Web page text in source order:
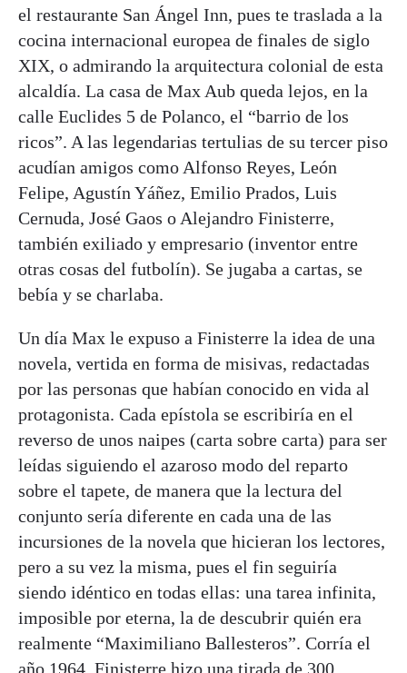
el restaurante San Ángel Inn, pues te traslada a la
cocina internacional europea de finales de siglo
XIX, o admirando la arquitectura colonial de esta
alcaldía. La casa de Max Aub queda lejos, en la
calle Euclides 5 de Polanco, el “barrio de los
ricos”. A las legendarias tertulias de su tercer piso
acudían amigos como Alfonso Reyes, León
Felipe, Agustín Yáñez, Emilio Prados, Luis
Cernuda, José Gaos o Alejandro Finisterre,
también exiliado y empresario (inventor entre
otras cosas del futbolín). Se jugaba a cartas, se
bebía y se charlaba.
Un día Max le expuso a Finisterre la idea de una
novela, vertida en forma de misivas, redactadas
por las personas que habían conocido en vida al
protagonista. Cada epístola se escribiría en el
reverso de unos naipes (carta sobre carta) para ser
leídas siguiendo el azaroso modo del reparto
sobre el tapete, de manera que la lectura del
conjunto sería diferente en cada una de las
incursiones de la novela que hicieran los lectores,
pero a su vez la misma, pues el fin seguiría
siendo idéntico en todas ellas: una tarea infinita,
imposible por eterna, la de descubrir quién era
realmente “Maximiliano Ballesteros”. Corría el
año 1964. Finisterre hizo una tirada de 300